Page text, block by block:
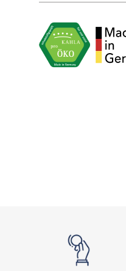
Zustellung erfolgt
von 49,90€.